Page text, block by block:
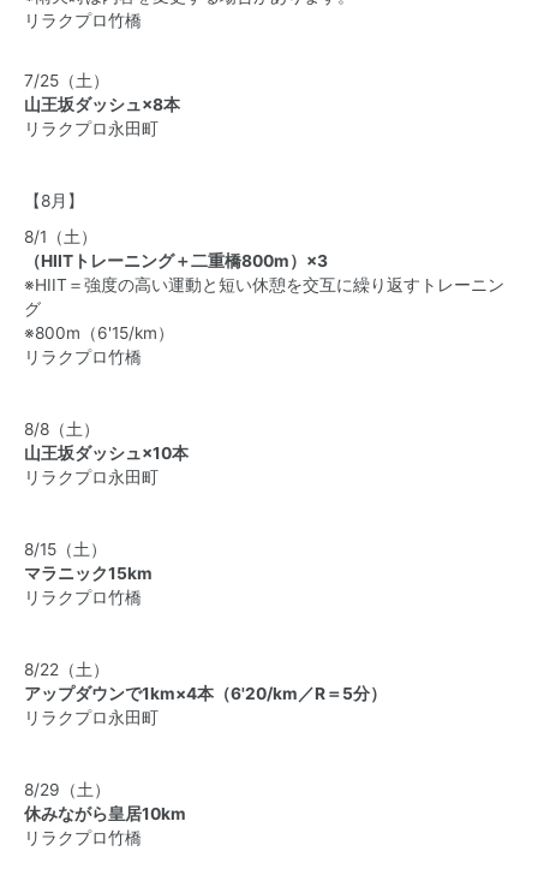
リラクプロ竹橋
7/25（土）
山王坂ダッシュ×8本
リラクプロ永田町
【8月】
8/1（土）
（HIITトレーニング＋二重橋800m）×3
※HIIT＝強度の高い運動と短い休憩を交互に繰り返すトレーニン
グ
※800m（6'15/km）
リラクプロ竹橋
8/8（土）
山王坂ダッシュ×10本
リラクプロ永田町
8/15（土）
マラニック15km
リラクプロ竹橋
8/22（土）
アップダウンで1km×4本（6'20/km／R＝5分）
リラクプロ永田町
8/29（土）
休みながら皇居10km
リラクプロ竹橋